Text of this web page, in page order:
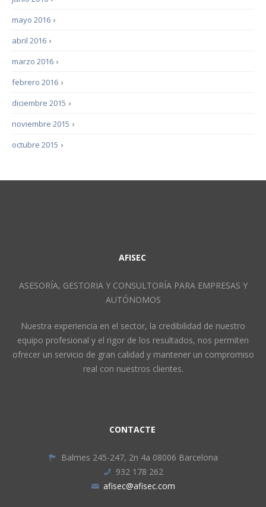
›
mayo 2016
›
abril 2016
›
marzo 2016
›
febrero 2016
›
diciembre 2015
›
noviembre 2015
›
octubre 2015
AFISEC
ASESORÍA, GESTORIA Y CONSULTORÍA PARA EMPRESAS Y
AUTÓNOMOS
Nuestra experiencia en el sector, la credibilidad de nuestro
equipo profesional y el rigor de los resultados, nos permiten
ofrecer un servicio de gran calidad y mantener un compromiso
real con nuestros clientes.
CONTACTE
Balmes 245-247, 2n 4a 08006 Barcelona
932 178 262
afisec@afisec.com